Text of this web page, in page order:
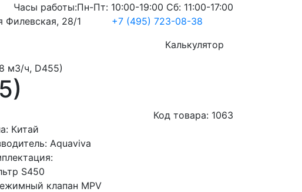
Часы работы:Пн-Пт: 10:00-19:00 Сб: 11:00-17:00
Филевская, 28/1
+7 (495) 723-08-38
Калькулятор
м3/ч, D455)
Код товара: 1063
Китай
Aquaviva
S450
клапан MPV